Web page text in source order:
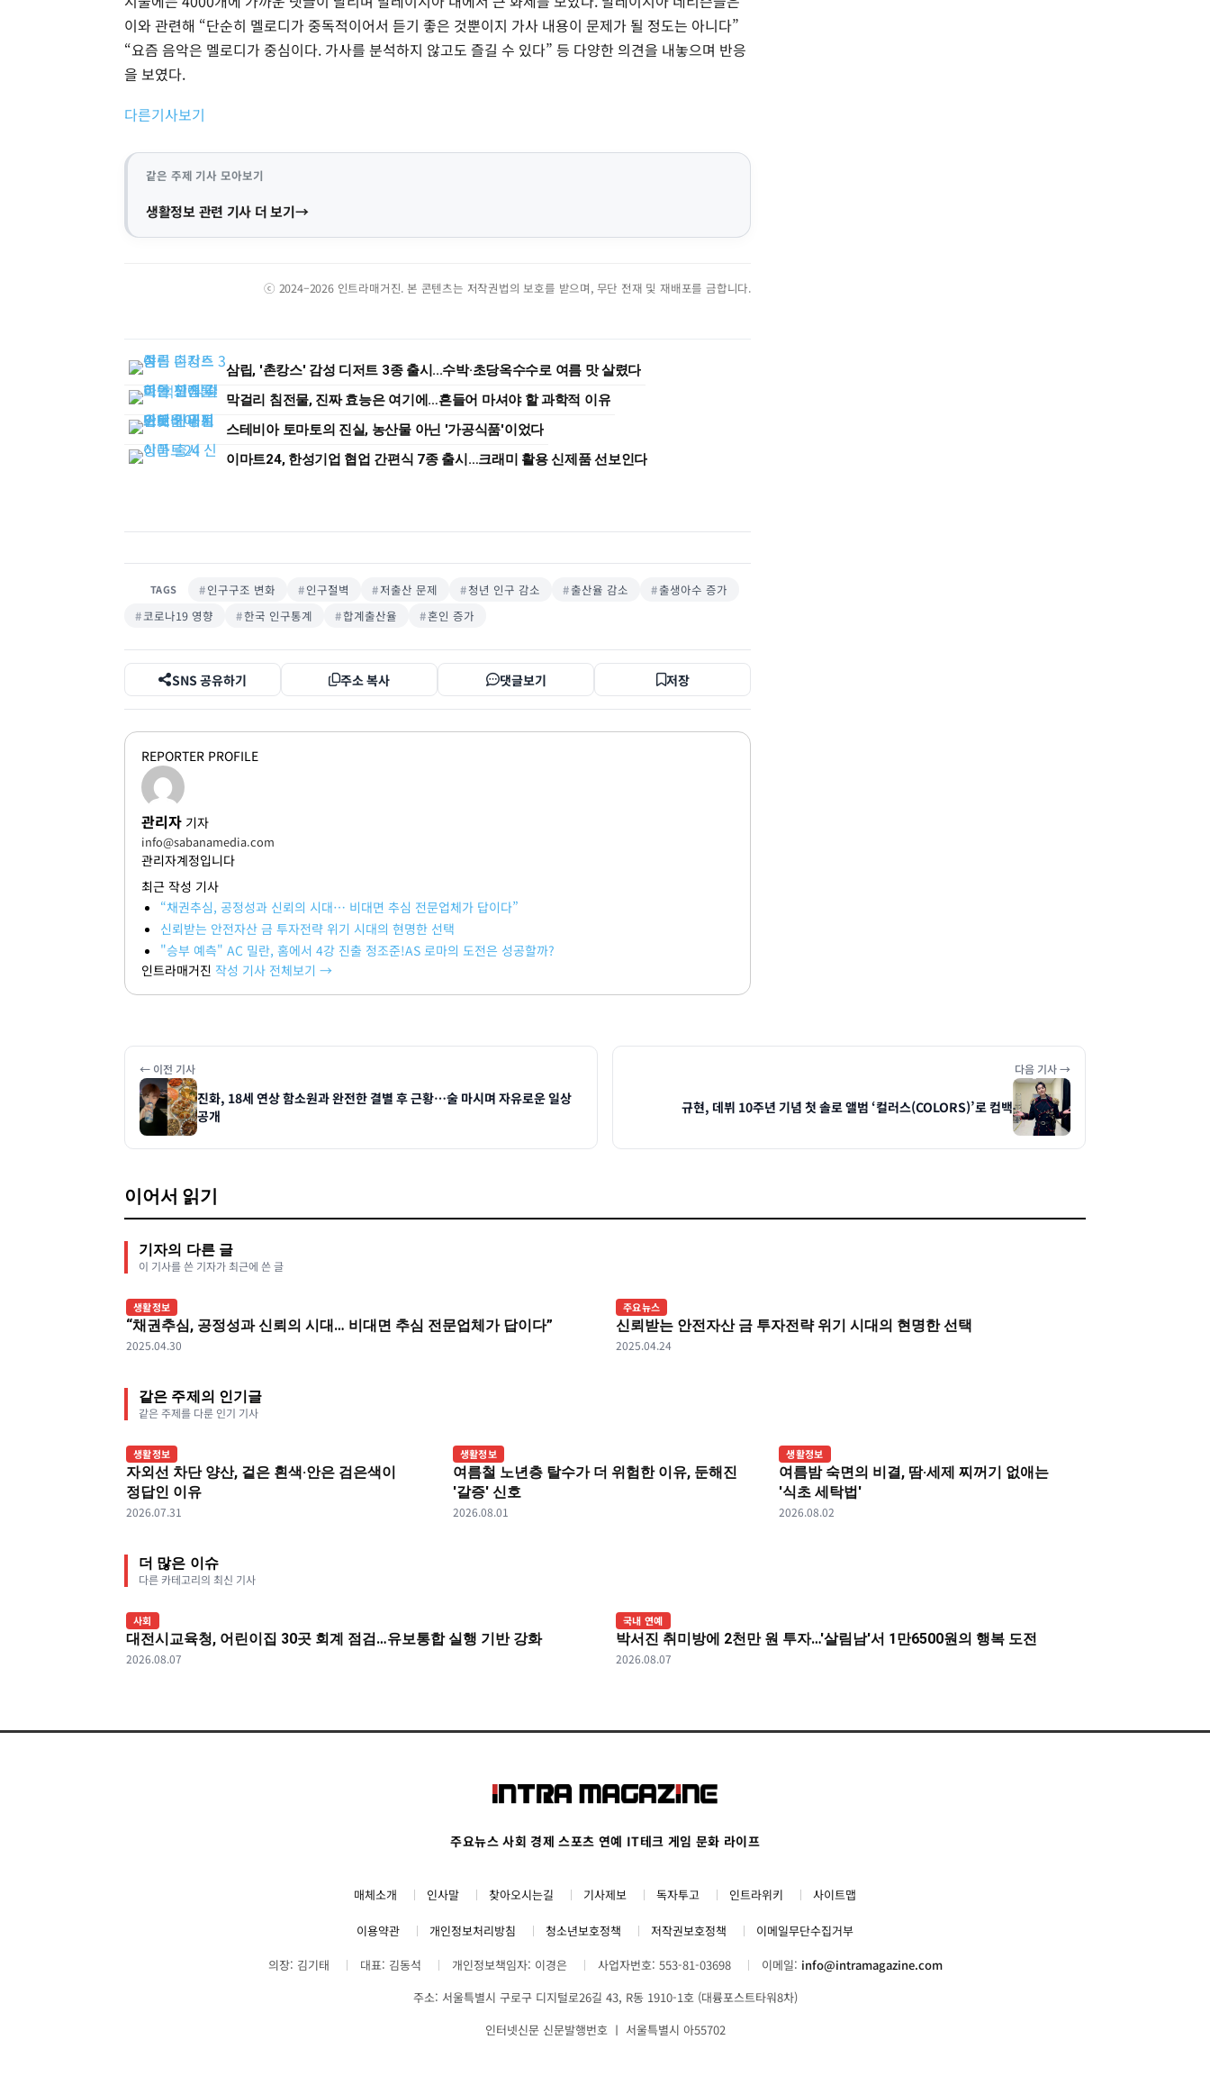
이와 관련해 “단순히 멜로디가 중독적이어서 듣기 좋은 것뿐이지 가사 내용이 문제가 될 정도는 아니다”
“요즘 음악은 멜로디가 중심이다. 가사를 분석하지 않고도 즐길 수 있다” 등 다양한 의견을 내놓으며 반응
을 보였다.
다른기사보기
같은 주제 기사 모아보기
생활정보 관련 기사 더 보기
ⓒ 2024–2026 인트라매거진. 본 콘텐츠는 저작권법의 보호를 받으며, 무단 전재 및 재배포를 금합니다.
삼립, '촌캉스' 감성 디저트 3종 출시...수박·초당옥수수로 여름 맛 살렸다
막걸리 침전물, 진짜 효능은 여기에…흔들어 마셔야 할 과학적 이유
스테비아 토마토의 진실, 농산물 아닌 '가공식품'이었다
이마트24, 한성기업 협업 간편식 7종 출시…크래미 활용 신제품 선보인다
TAGS 인구구조 변화 인구절벽 저출산 문제 청년 인구 감소 출산율 감소
출생아수 증가
코로나19 영향
한국 인구통계 합계출산율 혼인 증가
SNS 공유하기 주소 복사 댓글보기 저장
REPORTER PROFILE
관리자 기자
info@sabanamedia.com
관리자계정입니다
최근 작성 기사
“채권추심, 공정성과 신뢰의 시대… 비대면 추심 전문업체가 답이다”
신뢰받는 안전자산 금 투자전략 위기 시대의 현명한 선택
"승부 예측" AC 밀란, 홈에서 4강 진출 정조준!AS 로마의 도전은 성공할까?
인트라매거진 작성 기사 전체보기 →
← 이전 기사
진화, 18세 연상 함소원과 완전한 결별 후 근황…술 마시며 자유로운 일상
공개
다음 기사 →
규현, 데뷔 10주년 기념 첫 솔로 앨범 ‘컬러스(COLORS)’로 컴백
이어서 읽기
기자의 다른 글
이 기사를 쓴 기자가 최근에 쓴 글
생활정보
“채권추심, 공정성과 신뢰의 시대… 비대면 추심 전문업체가 답이다”
2025.04.30
주요뉴스
신뢰받는 안전자산 금 투자전략 위기 시대의 현명한 선택
2025.04.24
같은 주제의 인기글
같은 주제를 다룬 인기 기사
생활정보
자외선 차단 양산, 겉은 흰색·안은 검은색이
정답인 이유
2026.07.31
생활정보
여름철 노년층 탈수가 더 위험한 이유, 둔해진
'갈증' 신호
2026.08.01
생활정보
여름밤 숙면의 비결, 땀·세제 찌꺼기 없애는
'식초 세탁법'
2026.08.02
더 많은 이슈
다른 카테고리의 최신 기사
사회
대전시교육청, 어린이집 30곳 회계 점검…유보통합 실행 기반 강화
2026.08.07
국내 연예
박서진 취미방에 2천만 원 투자…'살림남'서 1만6500원의 행복 도전
2026.08.07
주요뉴스 사회 경제 스포츠 연예 IT테크 게임 문화 라이프
매체소개 인사말 찾아오시는길 기사제보 독자투고 인트라위키 사이트맵
이용약관 개인정보처리방침 청소년보호정책 저작권보호정책
이메일무단수집거부
의장: 김기태
대표: 김동석 개인정보책임자: 이경은 사업자번호: 553-81-03698 이메일: info@intramagazine.com
주소: 서울특별시 구로구 디지털로26길 43, R동 1910-1호 (대륭포스트타워8차)
인터넷신문 신문발행번호 ㅣ 서울특별시 아55702